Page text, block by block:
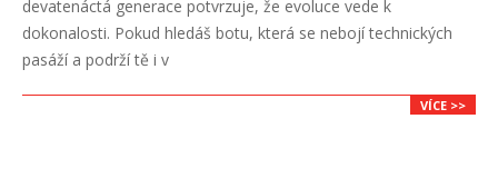
devatenáctá generace potvrzuje, že evoluce vede k
dokonalosti. Pokud hledáš botu, která se nebojí technických
pasáží a podrží tě i v
VÍCE >>